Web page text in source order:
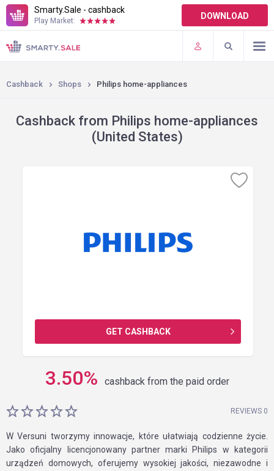
Smarty.Sale - cashback
Play Market: DOWNLOAD
TERMS OF USE
PLUGINS
Cashback Shops Philips home-appliances
Cashback from Philips home-appliances
(United States)
GET CASHBACK
3.50% cashback from the paid order
REVIEWS 0
W Versuni tworzymy innowacje, które ułatwiają codzienne życie.
Jako oficjalny licencjonowany partner marki Philips w kategorii
urządzeń domowych, oferujemy wysokiej jakości, niezawodne i